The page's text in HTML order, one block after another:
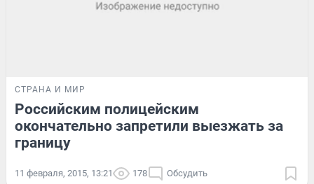
СТРАНА И МИР
Российским полицейским
окончательно запретили выезжать за
границу
11 февраля, 2015, 13:21 178 Обсудить